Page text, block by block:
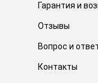
Гарантия и
Отзывы
Вопрос и
Контакты